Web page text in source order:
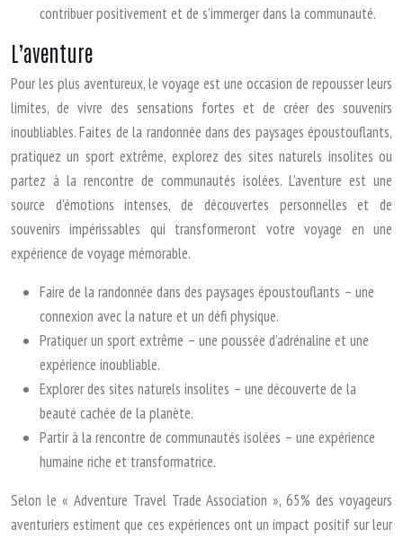
contribuer positivement et de s’immerger dans la communauté.
L’aventure
Pour les plus aventureux, le voyage est une occasion de repousser leurs
limites, de vivre des sensations fortes et de créer des souvenirs
inoubliables. Faites de la randonnée dans des paysages époustouflants,
pratiquez un sport extrême, explorez des sites naturels insolites ou
partez à la rencontre de communautés isolées. L’aventure est une
source d’émotions intenses, de découvertes personnelles et de
souvenirs impérissables qui transformeront votre voyage en une
expérience de voyage mémorable.
Faire de la randonnée dans des paysages époustouflants – une
connexion avec la nature et un défi physique.
Pratiquer un sport extrême – une poussée d’adrénaline et une
expérience inoubliable.
Explorer des sites naturels insolites – une découverte de la
beauté cachée de la planète.
Partir à la rencontre de communautés isolées – une expérience
humaine riche et transformatrice.
Selon le « Adventure Travel Trade Association », 65% des voyageurs
aventuriers estiment que ces expériences ont un impact positif sur leur